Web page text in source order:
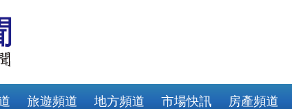
旅遊頻道 地方頻道 市場快訊 房產頻道